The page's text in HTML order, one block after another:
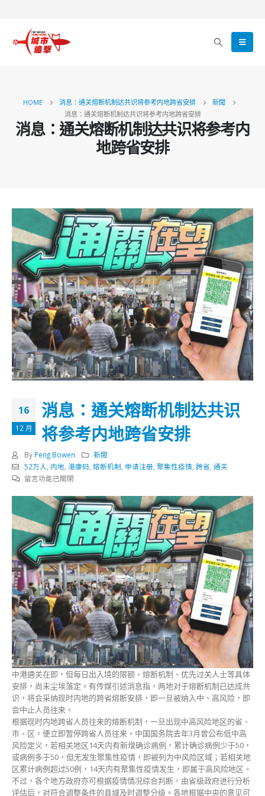
HOME 消息：通关熔断机制达共识将参考内地跨省安排
新聞
消息：通关熔断机制达共识将参考内地跨省安排
消息：通关熔断机制达共识将参考内
地跨省安排
16
12 月
消息：通关熔断机制达共识
将参考内地跨省安排
By Peng Bowen
新聞
52万人 内地, 港康码 熔断机制 申请注册, 聚集性疫情, 跨省 通关
在
息：
熔
断
机
制
达
共
识
将
参
考
内
地
跨
省
安
排〉
中
留言功能已關閉
中港通关在即，但每日出入境的限额、熔断机制、优先过关人士等具体
安排，尚未尘埃落定。有传媒引述消息指，两地对于熔断机制已达成共
识，将会采纳现时内地的跨省熔断安排，即一旦被纳入中、高风险，即
会中止人员往来。
根据现时内地跨省人员往来的熔断机制，一旦出现中高风险地区的省、
市、区，便立即暂停跨省人员往来。中国国务院去年3月曾公布低中高
风险定义，若相关地区14天内有新增确诊病例，累计确诊病例少于50，
或病例多于50，但无发生聚集性疫情，即被列为中风险区域；若相关地
区累计病例超过50例，14天内有聚集性疫情发生，即属于高风险地区。
不过，各个地方政府亦可根据疫情情况综合判断，由省级政府进行分析
评估后，对符合调整条件的县域及时调整分级。各地根据中央的意见可